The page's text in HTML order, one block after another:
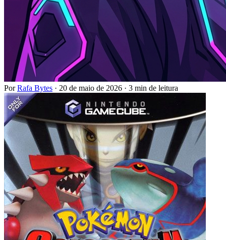
PorRafa Bytes · 20 de maio de 2026 · 3 min de leitura